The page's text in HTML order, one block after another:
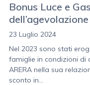
Bonus Luce e
dell’agevolazione
23 Luglio 2024
Nel 2023 sono stati
famiglie in condizioni di
ARERA nella sua
sconto in...